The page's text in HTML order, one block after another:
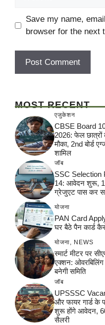
Save my name,
browser for the next
MOST RECENT
एजुकेशन
CBSE Board
2026: फेल छात्रों
मौका, 2nd बोर्ड
शामिल
जॉब
SSC Selection
14: आवेदन शुरू,
ग्रेजुएट पास कर
योजना
PAN Card
घर बैठे पैन कार्ड
योजना, NEWS
स्मार्ट मीटर पर
एक्शन:
बनेगी समिति
जॉब
UPSSSC
और फायर गार्ड के
शुरू होंगे आवेदन,
सैलरी